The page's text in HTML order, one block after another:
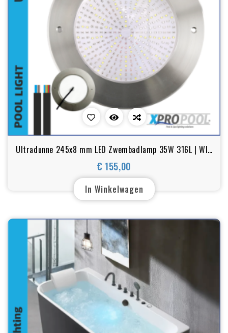
Ultradunne 245x8 mm LED Zwembadlamp 35W 316L | WIT
- RGB+W
€ 155,00
Prijs
In Winkelwagen